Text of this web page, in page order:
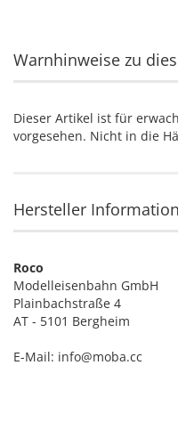
Warnhinweise zu
Dieser Artikel ist für
vorgesehen. Nicht in die
Hersteller
Roco
Modelleisenbahn GmbH
Plainbachstraße 4
AT - 5101 Bergheim
E-Mail: info@moba.cc